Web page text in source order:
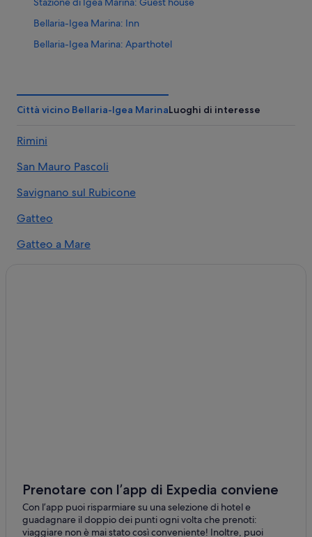
Bellaria-Igea Marina: Inn
Bellaria-Igea Marina: Aparthotel
Bellaria-Igea Marina: Ville
Bellaria-Igea Marina: Appartamenti
Bellaria-Igea Marina: Case sull'albero
Bellaria-Igea Marina: Case galleggianti
Bellaria-Igea Marina: Residence
Palacongressi Bellaria Igea Marina: hotel nelle vicinanze
Stazione di Igea Marina: hotel nelle vicinanze
Bellaria-Igea Marina: hotel
Città vicino Bellaria-Igea MarinaLuoghi di interesse
Rimini
San Mauro Pascoli
Savignano sul Rubicone
Gatteo
Gatteo a Mare
Prenotare con l’app di Expedia conviene
Con l’app puoi risparmiare su una selezione di hotel e
guadagnare il doppio dei punti ogni volta che prenoti:
viaggiare non è mai stato così conveniente! Inoltre, puoi